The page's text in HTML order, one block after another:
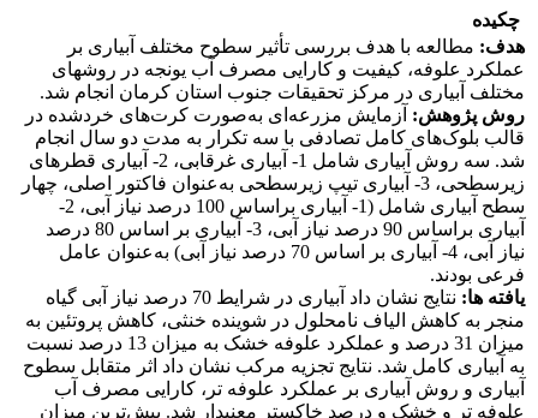
چکیده
هدف: مطالعه با هدف بررسی تأثیر سطوح مختلف آبیاری بر
عملکرد علوفه، کیفیت و کارایی مصرف آب یونجه در روش­های
مختلف آبیاری در مرکز تحقیقات جنوب استان کرمان انجام شد.
روش پژوهش: آزمایش مزرعه‌ای به‌صورت کرت‌های خردشده در
قالب بلوک‌های کامل تصادفی با سه تکرار به مدت دو سال انجام
شد. سه روش آبیاری شامل 1- آبیاری غرقابی، 2- آبیاری قطره­ای
زیرسطحی، 3- آبیاری تیپ زیرسطحی به‌عنوان فاکتور اصلی، چهار
سطح آبیاری شامل (1- آبیاری براساس 100 درصد نیاز آبی، 2-
آبیاری براساس 90 درصد نیاز آبی، 3- آبیاری بر اساس 80 درصد
نیاز آبی، 4- آبیاری بر اساس 70 درصد نیاز آبی) به‌عنوان عامل
فرعی بودند.
یافته­ ها:
نتایج نشان داد آبیاری در شرایط 70 درصد نیاز آبی گیاه
منجر به کاهش الیاف نامحلول در شوینده خنثی، کاهش پروتئین به
میزان 31 درصد و عملکرد علوفه خشک به میزان 13 درصد نسبت
به آبیاری کامل شد. نتایج تجزیه مرکب نشان داد اثر متقابل سطوح
آبیاری و روش آبیاری بر عملکرد علوفه تر، کارایی مصرف آب
علوفه تر و خشک و درصد خاکستر معنی­دار شد. بیش‌ترین میزان